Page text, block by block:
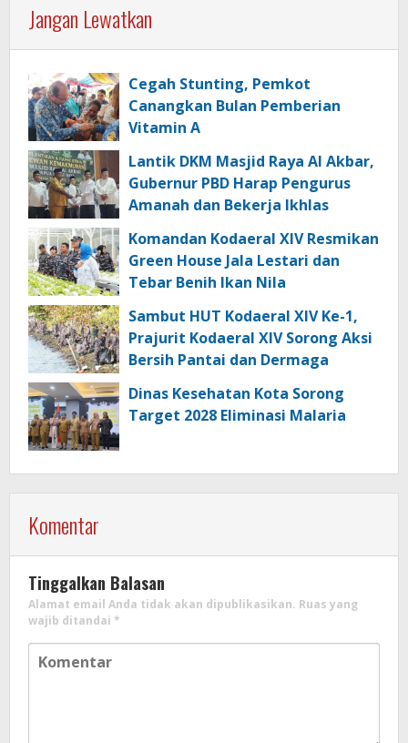
Jangan Lewatkan
Cegah Stunting, Pemkot
Canangkan Bulan Pemberian
Vitamin A
Lantik DKM Masjid Raya Al Akbar,
Gubernur PBD Harap Pengurus
Amanah dan Bekerja Ikhlas
Komandan Kodaeral XIV Resmikan
Green House Jala Lestari dan
Tebar Benih Ikan Nila
Sambut HUT Kodaeral XIV Ke-1,
Prajurit Kodaeral XIV Sorong Aksi
Bersih Pantai dan Dermaga
Dinas Kesehatan Kota Sorong
Target 2028 Eliminasi Malaria
Komentar
Tinggalkan Balasan
Alamat email Anda tidak akan dipublikasikan. Ruas yang
wajib ditandai *